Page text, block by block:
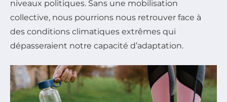
niveaux politiques. Sans une mobilisation
collective, nous pourrions nous retrouver face à
des conditions climatiques extrêmes qui
dépasseraient notre capacité d’adaptation.